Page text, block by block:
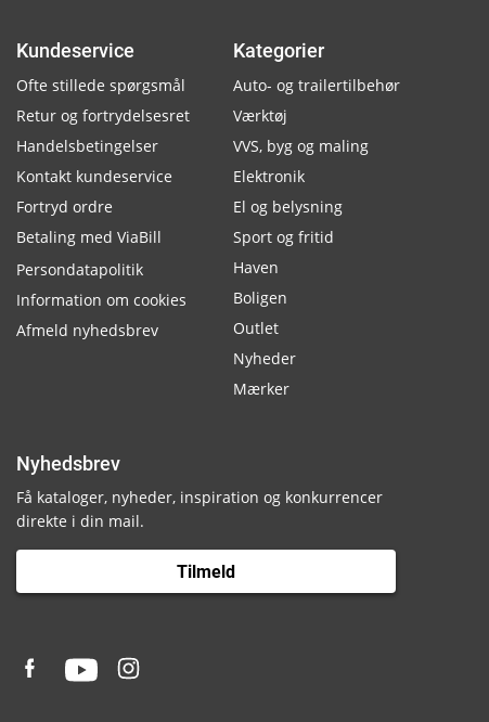
Kundeservice
Ofte stillede spørgsmål
Retur og fortrydelsesret
Handelsbetingelser
Kontakt kundeservice
Fortryd ordre
Betaling med ViaBill
Persondatapolitik
Information om cookies
Afmeld nyhedsbrev
Kategorier
Auto- og trailertilbehør
Værktøj
VVS, byg og maling
Elektronik
El og belysning
Sport og fritid
Haven
Boligen
Outlet
Nyheder
Mærker
Nyhedsbrev
Få kataloger, nyheder, inspiration og konkurrencer
direkte i din mail.
Tilmeld